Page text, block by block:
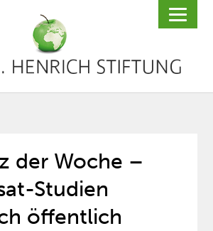
der Woche –
Studien
öffentlich